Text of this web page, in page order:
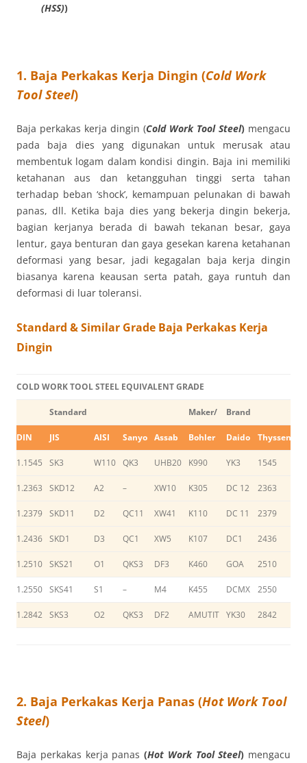
(HSS))
1. Baja Perkakas Kerja Dingin (Cold Work
Tool Steel)
Baja perkakas kerja dingin (Cold Work Tool Steel) mengacu
pada baja dies yang digunakan untuk merusak atau
membentuk logam dalam kondisi dingin. Baja ini memiliki
ketahanan aus dan ketangguhan tinggi serta tahan
terhadap beban ‘shock’, kemampuan pelunakan di bawah
panas, dll. Ketika baja dies yang bekerja dingin bekerja,
bagian kerjanya berada di bawah tekanan besar, gaya
lentur, gaya benturan dan gaya gesekan karena ketahanan
deformasi yang besar, jadi kegagalan baja kerja dingin
biasanya karena keausan serta patah, gaya runtuh dan
deformasi di luar toleransi.
Standard & Similar Grade Baja Perkakas Kerja
Dingin
COLD WORK TOOL STEEL EQUIVALENT GRADE
Standard Maker/ Brand
DIN JIS AISI Sanyo Assab Bohler Daido Thyssen
1.1545 SK3 W110 QK3 UHB20 K990 YK3 1545
1.2363 SKD12 A2 – XW10 K305 DC 12 2363
1.2379 SKD11 D2 QC11 XW41 K110 DC 11 2379
1.2436 SKD1 D3 QC1 XW5 K107 DC1 2436
1.2510 SKS21 O1 QKS3 DF3 K460 GOA 2510
1.2550 SKS41 S1 – M4 K455 DCMX 2550
1.2842 SKS3 O2 QKS3 DF2 AMUTIT YK30 2842
2. Baja Perkakas Kerja Panas (Hot Work Tool
Steel)
Baja perkakas kerja panas (Hot Work Tool Steel) mengacu